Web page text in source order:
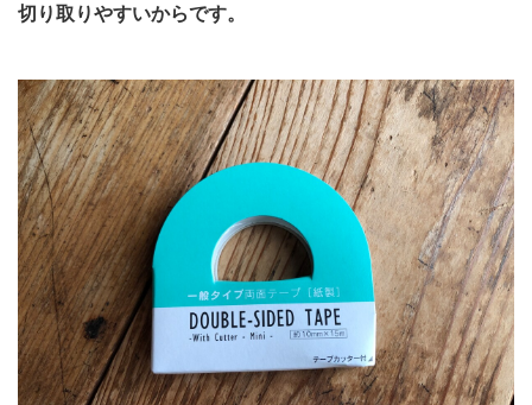
切り取りやすいからです。